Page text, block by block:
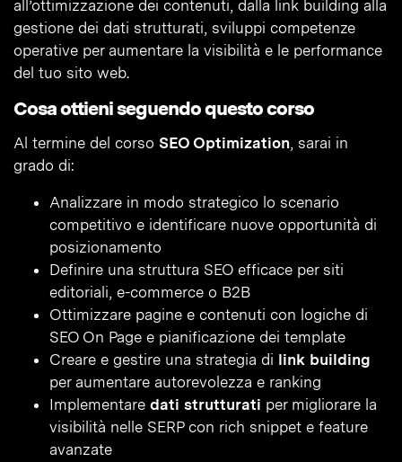
all’ottimizzazione dei contenuti, dalla link building alla
gestione dei dati strutturati, sviluppi competenze
operative per aumentare la visibilità e le performance
del tuo sito web.
Cosa ottieni seguendo questo corso
Al termine del corso SEO Optimization, sarai in
grado di:
Analizzare in modo strategico lo scenario
competitivo e identificare nuove opportunità di
posizionamento
Definire una struttura SEO efficace per siti
editoriali, e-commerce o B2B
Ottimizzare pagine e contenuti con logiche di
SEO On Page e pianificazione dei template
Creare e gestire una strategia di link building
per aumentare autorevolezza e ranking
Implementare dati strutturati per migliorare la
visibilità nelle SERP con rich snippet e feature
avanzate